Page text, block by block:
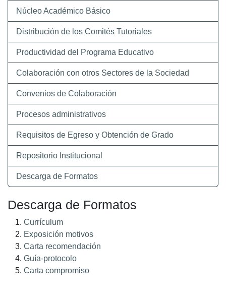
Núcleo Académico Básico
Distribución de los Comités Tutoriales
Productividad del Programa Educativo
Colaboración con otros Sectores de la Sociedad
Convenios de Colaboración
Procesos administrativos
Requisitos de Egreso y Obtención de Grado
Repositorio Institucional
Descarga de Formatos
Descarga de Formatos
Currículum
Exposición motivos
Carta recomendación
Guía-protocolo
Carta compromiso